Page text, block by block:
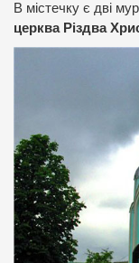
В містечку є дві
церква Різдва